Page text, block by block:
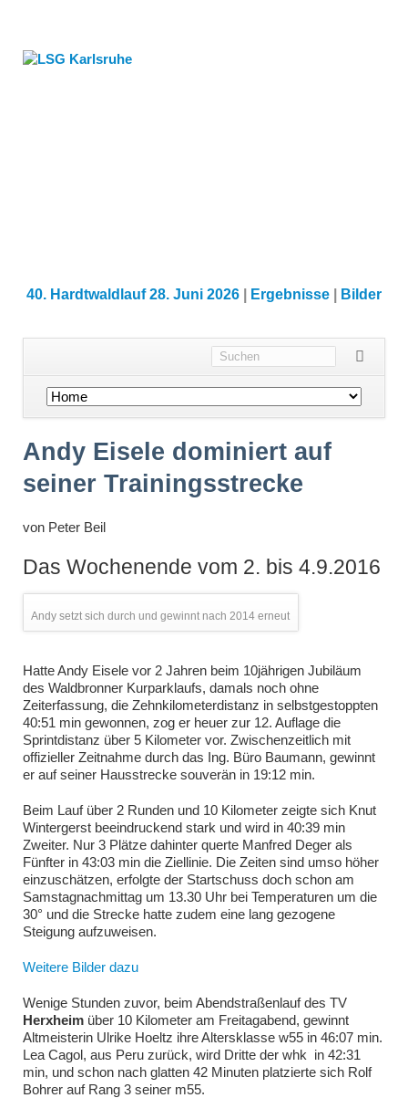
40. Hardtwaldlauf 28. Juni 2026 Ergebnisse Bilder
Navigation
Andy Eisele dominiert auf
seiner Trainingsstrecke
von Peter Beil
Das Wochenende vom 2. bis 4.9.2016
Andy setzt sich durch und gewinnt nach 2014 erneut
Hatte Andy Eisele vor 2 Jahren beim 10jährigen Jubiläum
des Waldbronner Kurparklaufs, damals noch ohne
Zeiterfassung, die Zehnkilometerdistanz in selbstgestoppten
40:51 min gewonnen, zog er heuer zur 12. Auflage die
Sprintdistanz über 5 Kilometer vor. Zwischenzeitlich mit
offizieller Zeitnahme durch das Ing. Büro Baumann, gewinnt
er auf seiner Hausstrecke souverän in 19:12 min.
Beim Lauf über 2 Runden und 10 Kilometer zeigte sich Knut
Wintergerst beeindruckend stark und wird in 40:39 min
Zweiter. Nur 3 Plätze dahinter querte Manfred Deger als
Fünfter in 43:03 min die Ziellinie. Die Zeiten sind umso höher
einzuschätzen, erfolgte der Startschuss doch schon am
Samstagnachmittag um 13.30 Uhr bei Temperaturen um die
30° und die Strecke hatte zudem eine lang gezogene
Steigung aufzuweisen.
Weitere Bilder dazu
Wenige Stunden zuvor, beim Abendstraßenlauf des TV
Herxheimüber 10 Kilometer am Freitagabend, gewinnt
Altmeisterin Ulrike Hoeltz ihre Altersklasse w55 in 46:07 min.
Lea Cagol, aus Peru zurück, wird Dritte der whk in 42:31
min, und schon nach glatten 42 Minuten platzierte sich Rolf
Bohrer auf Rang 3 seiner m55.